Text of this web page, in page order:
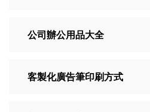
公司辦公用品大全
客製化廣告筆印刷方式